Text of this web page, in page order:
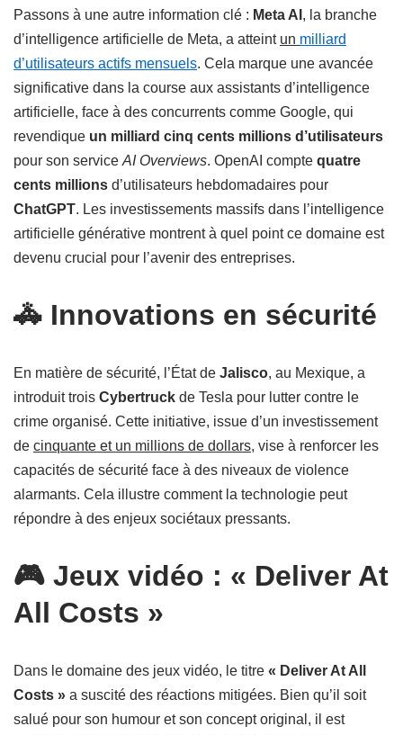
Passons à une autre information clé : Meta AI , la branche
d’intelligence artificielle de Meta, a atteint un milliard
d’utilisateurs actifs mensuels. Cela marque une avancée
significative dans la course aux assistants d’intelligence
artificielle, face à des concurrents comme Google, qui
revendique un milliard cinq cents millions d’utilisateurs
pour son service AI Overviews. OpenAI compte quatre
cents millions d’utilisateurs hebdomadaires pour
ChatGPT. Les investissements massifs dans l’intelligence
artificielle générative montrent à quel point ce domaine est
devenu crucial pour l’avenir des entreprises.
🚓 Innovations en sécurité
En matière de sécurité, l’État de Jalisco, au Mexique, a
introduit trois Cybertruck de Tesla pour lutter contre le
crime organisé. Cette initiative, issue d’un investissement
de cinquante et un millions de dollars, vise à renforcer les
capacités de sécurité face à des niveaux de violence
alarmants. Cela illustre comment la technologie peut
répondre à des enjeux sociétaux pressants.
🎮 Jeux vidéo : « Deliver At
All Costs »
Dans le domaine des jeux vidéo, le titre « Deliver At All
Costs » a suscité des réactions mitigées. Bien qu’il soit
salué pour son humour et son concept original, il est